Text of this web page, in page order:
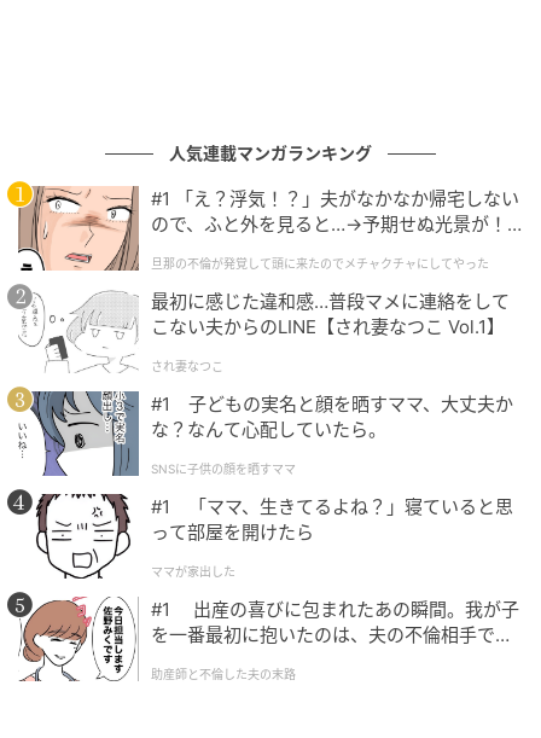
今回は、左辺にある「16」の「6」から縦のマッチ棒
を1本動かして、「45」を「49」とすることで正解と
なります。
まとめ
今回の問題は楽しめたでしょうか？
マッチ棒クイズは、シンプルですが頭の体操となり柔
軟な思考を養うために役立ちます。
一人でも十分楽しめますが、大人数で遊んでみると何
倍も楽しめますよ。
※ご紹介した方法の他に、複数解が存在する場合があ
人気連載マンガランキング
#1 「え？浮気！？」夫がなかなか帰宅しない
ので、ふと外を見ると…→予期せぬ光景が！
クチャにしてやった
旦那の不倫が発覚して頭に来たのでメチャクチャにしてやった
最初に感じた違和感…普段マメに連絡をして
こない夫からのLINE【され妻なつこ Vol.1】
され妻なつこ
#1 子どもの実名と顔を晒すママ、大丈夫か
な？なんて心配していたら。
SNSに子供の顔を晒すママ
#1 「ママ、生きてるよね？」寝ていると思
って部屋を開けたら
ママが家出した
#1 出産の喜びに包まれたあの瞬間。我が子
を一番最初に抱いたのは、夫の不倫相手でし
助産師と不倫した夫の末路